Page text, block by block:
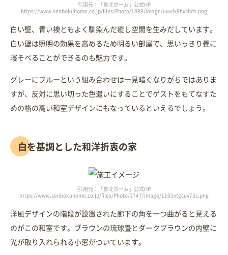
引用元：「泉北ホーム」公式HP
https://www.senbokuhome.co.jp/files/Photo/1899/image/uwvlx8hxshds.png
白い壁、青い襖ともよく馴染んだ癒し空間を生みだしています。
白い壁は照明の効果を高めるため明るい部屋で、思いっきり畳に
寝そべることができるのも魅力です。
グレーにブルーという組み合わせは一見暗くなりがちではありま
すが、反対に思い切った色遣いにすることでゲストをもてなすた
めの格の高い和室デザインにもなっているといえるでしょう。
白を基調とした和洋折衷の家
引用元：「泉北ホーム」公式HP
https://www.senbokuhome.co.jp/files/Photo/1747/image/1103vtgcuv75s.png
洋風デザインの階段が設置された廊下の角を一つ曲がると見える
のがこの和室です。ブラウンの琉球畳とダークブラウンの内壁に
光が取り入れられる小窓がついています。